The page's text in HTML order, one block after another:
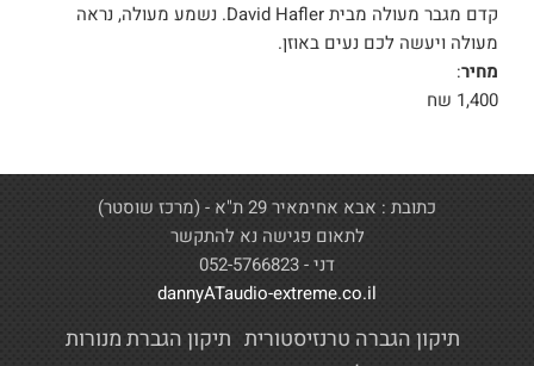
קדם מגבר מעולה מבית David Hafler. נשמע מעולה, נראה
מעולה ויעשה לכם נעים באוזן.
מחיר:
1,400 שח
כתובת : אבא אחימאיר 29 ת"א - (מרכז שוסטר)
לתאום פגישה נא להתקשר
דני - 052-5766823
dannyATaudio-extreme.co.il
תיקון הגברה טרנזיסטורית תיקון הגברת מנורות